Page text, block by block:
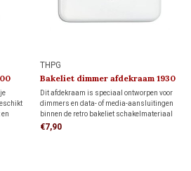
THPG
Bakeliet dimmer afdekraam 1930
Dit afdekraam is speciaal ontworpen voor
dimmers en data- of media-aansluitingen
binnen de retro bakeliet schakelmateriaal
serie. De vierkante vorm biedt meer
€7,90